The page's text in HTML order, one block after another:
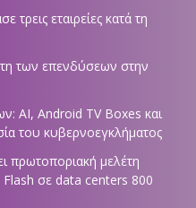
τρεις εταιρείες κατά τη
των επενδύσεων στην
AI, Android TV Boxes και
του κυβερνοεγκλήματος
πρωτοποριακή μελέτη
σε data centers 800